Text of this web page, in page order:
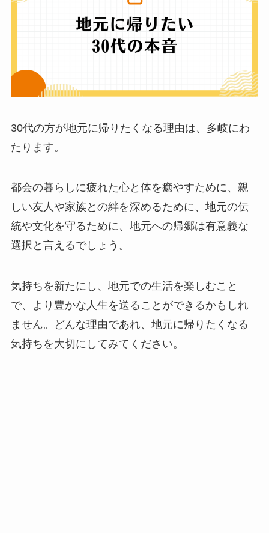
30代の方が地元に帰りたくなる理由は、多岐にわ
たります。
都会の暮らしに疲れた心と体を癒やすために、親
しい友人や家族との絆を深めるために、地元の伝
統や文化を守るために、地元への帰郷は有意義な
選択と言えるでしょう。
気持ちを新たにし、地元での生活を楽しむこと
で、より豊かな人生を送ることができるかもしれ
ません。どんな理由であれ、地元に帰りたくなる
気持ちを大切にしてみてください。